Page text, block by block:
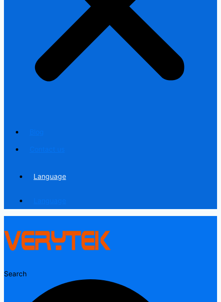
Language
Search